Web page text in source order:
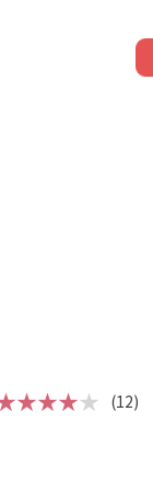
★ (12)